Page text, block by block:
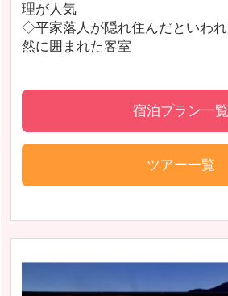
理が人気
◇平家落人が隠れ住んだといわ
然に囲まれた客室
宿泊プラン一覧
ツアー一覧